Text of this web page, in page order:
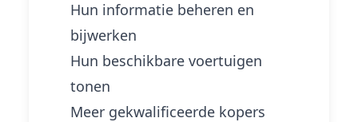
Hun informatie beheren en
bijwerken
Hun beschikbare voertuigen
tonen
Meer gekwalificeerde kopers